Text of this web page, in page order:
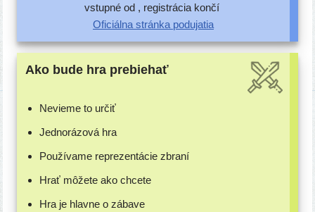
vstup­né od , regis­trá­cia končí
Oficiálna strán­ka podujatia
Ako bude hra prebiehať
Nevieme to určiť
Jednorázová hra
Používame repre­zen­tá­cie zbraní
Hrať môže­te ako chcete
Hra je hlav­ne o zábave